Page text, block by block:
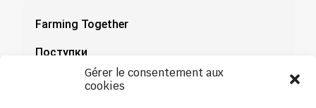
Gérer le consentement aux
cookies
Farming Together
Поступки
Документація